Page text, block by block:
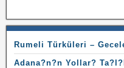
Rumeli Türküleri –
Adana?n?n Yollar?